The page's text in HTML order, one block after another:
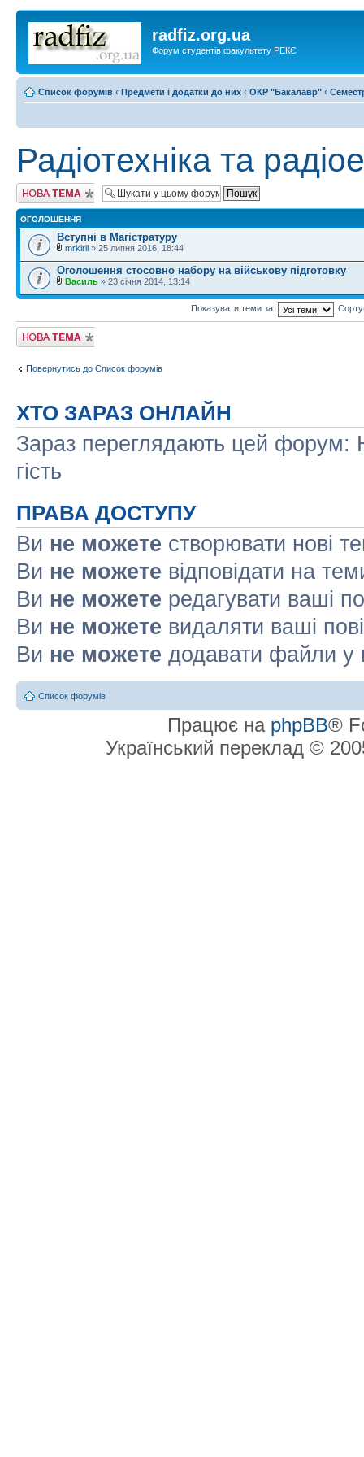
radfiz.org.ua
Форум студентів факультету РЕКС
Список форумів ‹ Предмети і додатки до них ‹ ОКР "Бакалавр" ‹
Радіотехніка та
Створити нову
тему
ОГОЛОШЕННЯ
Вступні в Магістратуру
mrkiril » 25 липня 2016, 18:44
Оголошення стосовно набору на військову підготовку
Василь » 23 січня 2014, 13:14
Показувати теми за:
Створити нову
тему
Повернутись до Список форумів
ХТО ЗАРАЗ ОНЛАЙН
Зараз переглядають цей форум:
гість
ПРАВА ДОСТУПУ
Ви не можете створювати нові
Ви не можете відповідати на
Ви не можете редагувати ваші
Ви не можете видаляти ваші
Ви не можете додавати файли у
Список форумів
Працює на phpBB®
Український переклад ©